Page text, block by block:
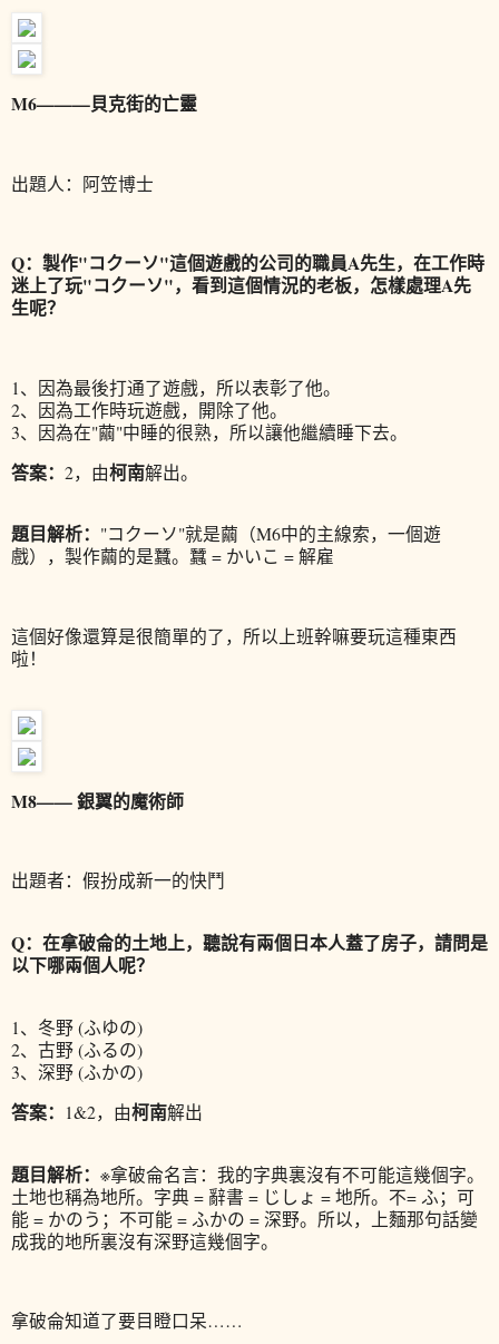
M6———貝克街的亡靈
出題人：阿笠博士
Q：製作"コクーソ"這個遊戲的公司的職員A先生，在工作時
迷上了玩"コクーソ"，看到這個情況的老板，怎樣處理A先
生呢？
1、因為最後打通了遊戲，所以表彰了他。
2、因為工作時玩遊戲，開除了他。
3、因為在"繭"中睡的很熟，所以讓他繼續睡下去。
答案： 2，由柯南解出。
題目解析： "コクーソ"就是繭（M6中的主線索，一個遊
戲），製作繭的是蠶。蠶 = かいこ = 解雇
這個好像還算是很簡單的了，所以上班幹嘛要玩這種東西
啦！
M8—— 銀翼的魔術師
出題者：假扮成新一的快鬥
Q：在拿破侖的土地上，聽說有兩個日本人蓋了房子，請問是
以下哪兩個人呢？
1、冬野 (ふゆの)
2、古野 (ふるの)
3、深野 (ふかの)
答案： 1&2，由柯南解出
題目解析： ※拿破侖名言：我的字典裏沒有不可能這幾個字。
土地也稱為地所。字典 = 辭書 = じしょ = 地所。不= ふ；可
能 = かのう；不可能 = ふかの = 深野。所以，上麵那句話變
成我的地所裏沒有深野這幾個字。
拿破侖知道了要目瞪口呆……